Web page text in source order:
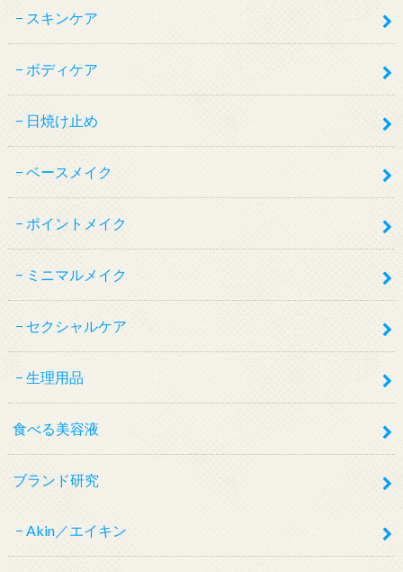
スキンケア
ボディケア
日焼け止め
ベースメイク
ポイントメイク
ミニマルメイク
セクシャルケア
生理用品
食べる美容液
ブランド研究
Akin／エイキン